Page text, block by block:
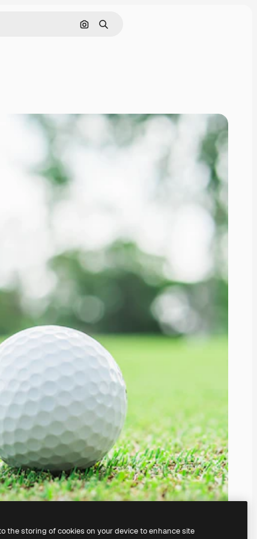
Cerca per immagine
Ricerca
the storing of cookies on your device to enhance site